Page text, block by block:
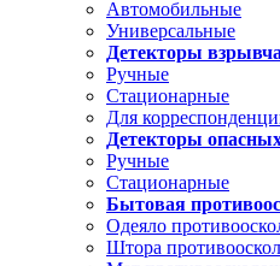
Автомобильные
Универсальные
Детекторы
Ручные
Стационарные
Для
Детекторы
Ручные
Стационарные
Бытовая
Одеяло
Штора